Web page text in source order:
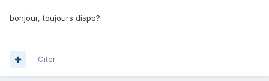
bonjour, toujours dispo?
Citer